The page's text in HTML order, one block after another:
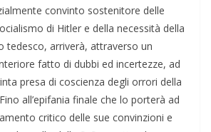
convinto sostenitore delle
di Hitler e della necessità della
tedesco, arriverà, attraverso un
fatto di dubbi ed incertezze, ad
presa di coscienza degli orrori della
all’epifania finale che lo porterà ad
critico delle sue convinzioni e